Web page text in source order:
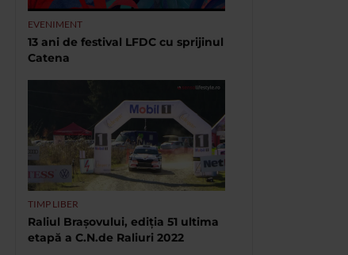
EVENIMENT
13 ani de festival LFDC cu sprijinul
Catena
TIMP LIBER
Raliul Brașovului, ediția 51 ultima
etapă a C.N.de Raliuri 2022